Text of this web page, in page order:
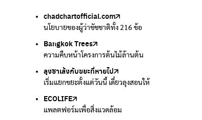
chadchartofficial.com
นโยบายของผู้ว่าชัชชาติทั้ง 216 ข้อ
Bangkok Trees
ความคืบหน้าโครงการต้นไม้ล้านต้น
ลุงซาเล้งกับขยะที่หายไป
เริ่มแยกขยะตั้งแต่วันนี้ เดี๋ยวลุงสอนให้
ECOLIFE
แพลตฟอร์มเพื่อสิ่งแวดล้อม
BKK Zero Waste
กรุงเทพฯไม่เทรวม
Green2Get
แอปแยกขยะได้ง่ายๆเพียงสแกนบาร์โค้ดสินค้า
ละเสียง
มูลนิธิโลกสีเขียว
สร้างโลกเขียวด้วยพลังเรียนรู้
Plaplus
แพลตฟอร์มการจัดการพลาสติกชีวภาพหลังการกินดื่ม
Airbkk
รายงานคุณภาพอากาศในกรุงเทพมหานคร
ละเสียง
Line Alert
แจ้งเตือนฝุ่นผ่านไลน์ เมื่อค่าฝุ่นสูง
สำนักสิ่งแวดล้อม กรุงเทพมหานคร
ศูนย์ข้อมูลกระจายข่าวส่งเสริมอนุรักษ์พลังงาน กทม.
Greener Bangkok 2030
โครงการเพิ่มพื้นที่สีเขียวภายในปี 2030
Urban Design and Development Center
ศูนย์ออกแบบและพัฒนาผังเมือง
อม
BangkokStories
เรื่องราวในกรุงเทพโดยครีเอเตอร์
Climate Strike Thailand
เพจรณรงค์โครงการเพื่อสิ่งแวดล้อมในสังคม
กรมอุตุนิยมวิทยา
กรมควบคุมอากาศรวมถึงการแจ้งเตือนภัยพิบัติ
35 Hours Bangkok Nature Play
โครงการ 35 ชั่วโมงการเรียนรู้ธรรมชาติผ่านการเล่น